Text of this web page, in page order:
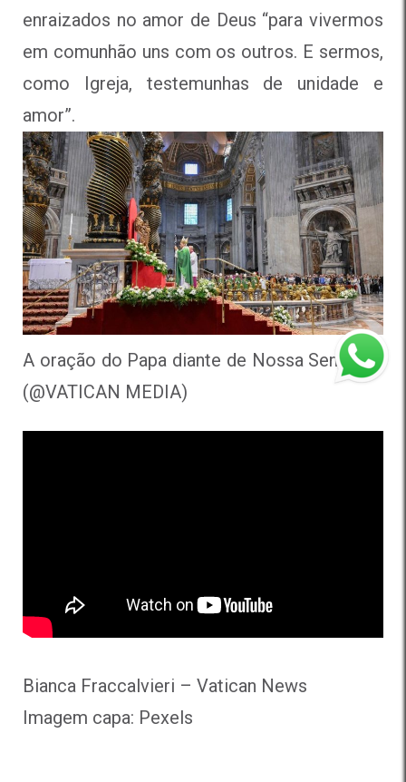
enraizados no amor de Deus “para vivermos
em comunhão uns com os outros. E sermos,
como Igreja, testemunhas de unidade e
amor”.
A oração do Papa diante de Nossa Senhora
(@VATICAN MEDIA)
Bianca Fraccalvieri – Vatican News
Imagem capa: Pexels